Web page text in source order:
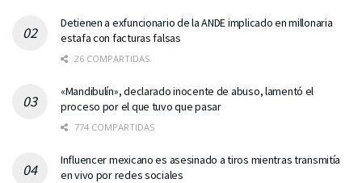
Detienen a exfuncionario de la ANDE implicado en millonaria
estafa con facturas falsas
26 COMPARTIDAS
«Mandibulín», declarado inocente de abuso, lamentó el
proceso por el que tuvo que pasar
774 COMPARTIDAS
Influencer mexicano es asesinado a tiros mientras transmitía
en vivo por redes sociales